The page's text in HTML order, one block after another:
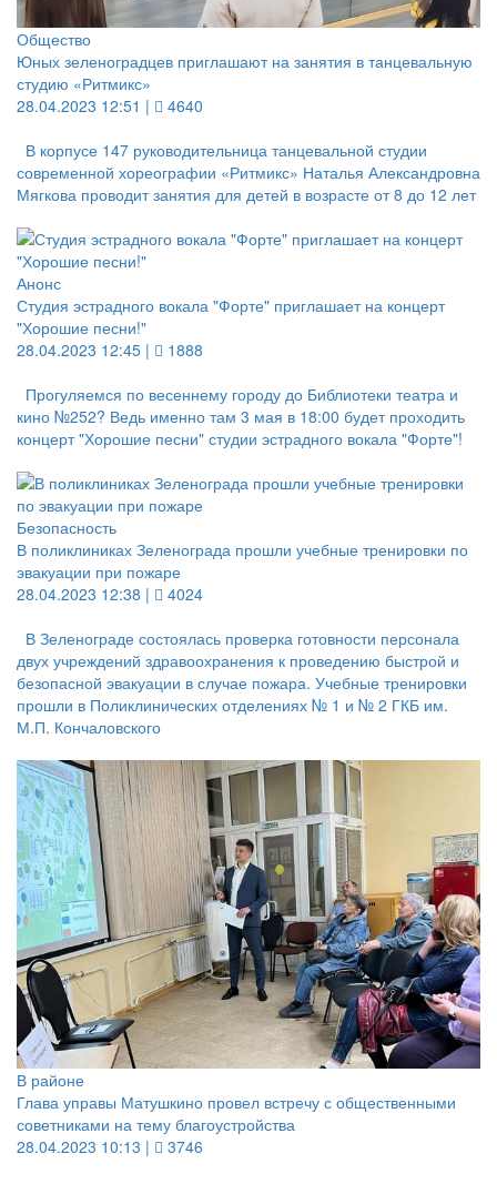
Общество
Юных зеленоградцев приглашают на занятия в танцевальную
студию «Ритмикс»
28.04.2023 12:51 |
4640
В корпусе 147 руководительница танцевальной студии
современной хореографии «Ритмикс» Наталья Александровна
Мягкова проводит занятия для детей в возрасте от 8 до 12 лет
Анонс
Студия эстрадного вокала "Форте" приглашает на концерт
"Хорошие песни!"
28.04.2023 12:45 |
1888
Прогуляемся по весеннему городу до Библиотеки театра и
кино №252? Ведь именно там 3 мая в 18:00 будет проходить
концерт "Хорошие песни" студии эстрадного вокала "Форте"!
Безопасность
В поликлиниках Зеленограда прошли учебные тренировки по
эвакуации при пожаре
28.04.2023 12:38 |
4024
В Зеленограде состоялась проверка готовности персонала
двух учреждений здравоохранения к проведению быстрой и
безопасной эвакуации в случае пожара. Учебные тренировки
прошли в Поликлинических отделениях № 1 и № 2 ГКБ им.
М.П. Кончаловского
В районе
Глава управы Матушкино провел встречу с общественными
советниками на тему благоустройства
28.04.2023 10:13 |
3746